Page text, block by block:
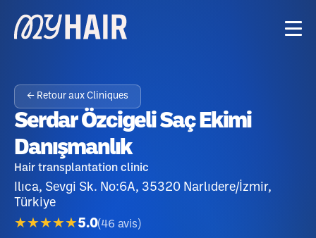
← Retour aux Cliniques
Serdar Özcigeli Saç Ekimi
Danışmanlık
Hair transplantation clinic
Ilıca, Sevgi Sk. No:6A, 35320 Narlıdere/İzmir,
Türkiye
★★★★★5.0(46 avis )